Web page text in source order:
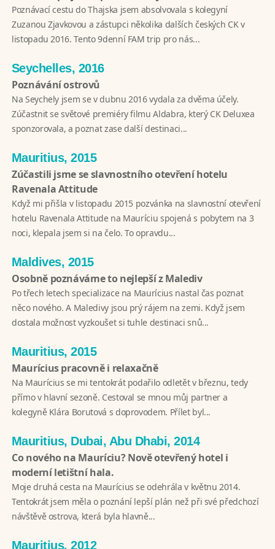
Poznávací cestu do Thajska jsem absolvovala s kolegyní
Zuzanou Zjavkovou a zástupci několika dalších českých CK v
listopadu 2016. Tento 9denní FAM trip pro nás...
Seychelles, 2016
Poznávání ostrovů
Na Seychely jsem se v dubnu 2016 vydala za dvěma účely.
Zúčastnit se světové premiéry filmu Aldabra, který CK Deluxea
sponzorovala, a poznat zase další destinaci...
Mauritius, 2015
Zúčastili jsme se slavnostního otevření hotelu
Ravenala Attitude
Když mi přišla v listopadu 2015 pozvánka na slavnostní otevření
hotelu Ravenala Attitude na Mauríciu spojená s pobytem na 3
noci, klepala jsem si na čelo. To opravdu...
Maldives, 2015
Osobně poznáváme to nejlepší z Malediv
Po třech letech specializace na Maurícius nastal čas poznat
něco nového. A Maledivy jsou prý rájem na zemi. Když jsem
dostala možnost vyzkoušet si tuhle destinaci snů...
Mauritius, 2015
Maurícius pracovně i relaxačně
Na Maurícius se mi tentokrát podařilo odletět v březnu, tedy
přímo v hlavní sezoně. Cestoval se mnou můj partner a
kolegyně Klára Borutová s doprovodem. Přílet byl...
Mauritius, Dubai, Abu Dhabi, 2014
Co nového na Mauríciu? Nově otevřený hotel i
moderní letištní hala.
Moje druhá cesta na Maurícius se odehrála v květnu 2014.
Tentokrát jsem měla o poznání lepší plán než při své předchozí
návštěvě ostrova, která byla hlavně...
Mauritius, 2012